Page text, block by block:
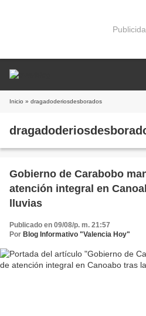
Inicio » dragadoderiosdesborados
Gobierno de Carabobo
atención integral en
lluvias
Publicado en 09/08/p. m. 21:57
Por Blog Informativo "Valencia Hoy"